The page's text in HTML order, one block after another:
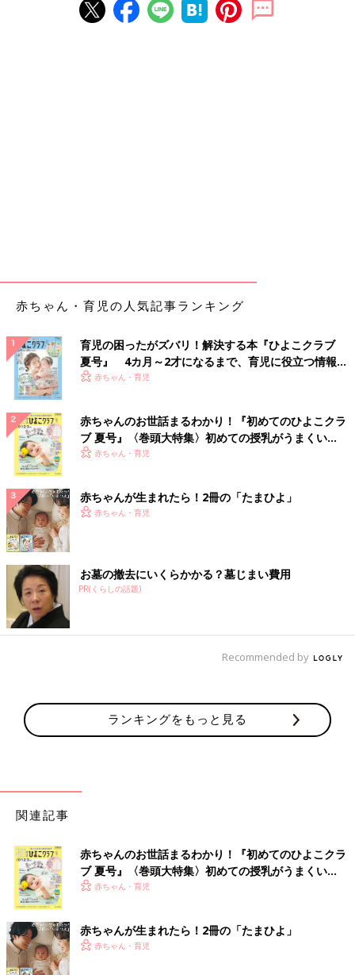
出典：Instagramアカウント「ai.2429sun6」
夏の外遊びにぴったりなのが、こちらの「ウォーターガン ハイ
ドロミニ」。スポンジ素材の水鉄砲なので、軽くて扱いやすそう
ですね♪ 1点につき水鉄砲が2個入っているので、コスパも
赤ちゃん・育児の人気記事ランキング
育児の困ったがズバリ！解決する本『ひよこクラブ
夏号』 4カ月～2才になるまで、育児に役立つ情報が
いっぱい！
赤ちゃん・育児
赤ちゃんのお世話まるわかり！『初めてのひよこクラ
ブ 夏号』〈巻頭大特集〉初めての授乳がうまくい
く！ おっぱい・ミルクの基本と夏のトラブル 解決テ
赤ちゃん・育児
赤ちゃんが生まれたら！2冊の「たまひよ」
赤ちゃん・育児
お墓の撤去にいくらかかる？墓じまい費用
PR(くらしの話題)
Recommended by
ランキングをもっと見る
関連記事
赤ちゃんのお世話まるわかり！『初めてのひよこクラ
ブ 夏号』〈巻頭大特集〉初めての授乳がうまくい
く！ おっぱい・ミルクの基本と夏のトラブル 解決テ
赤ちゃん・育児
赤ちゃんが生まれたら！2冊の「たまひよ」
赤ちゃん・育児